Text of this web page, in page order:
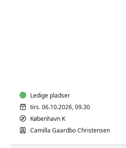
6
mdr.
Ledige pladser
tirs. 06.10.2026, 09.30
København K
Camilla Gaardbo Christensen